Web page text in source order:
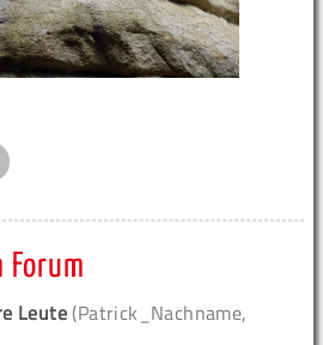
Forum
Leute (Patrick_Nachname,